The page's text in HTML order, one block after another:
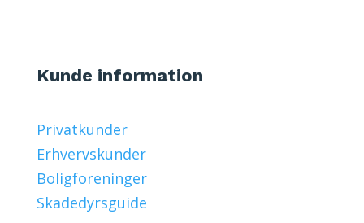
Kunde information
Privatkunder
Erhvervskunder
Boligforeninger
Skadedyrsguide